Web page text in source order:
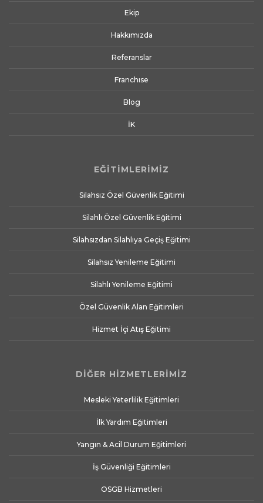
Ekip
Hakkımızda
Referanslar
Franchıse
Blog
İK
EĞİTİMLERİMİZ
Silahsız Özel Güvenlik Eğitimi
Silahlı Özel Güvenlik Eğitimi
Silahsızdan Silahlıya Geçiş Eğitimi
Silahsız Yenileme Eğitimi
Silahlı Yenileme Eğitimi
Özel Güvenlik Alan Eğitimleri
Hizmet İçi Atış Eğitimi
DİĞER HİZMETLERİMİZ
Mesleki Yeterlilik Eğitimleri
İlk Yardım Eğitimleri
Yangın & Acil Durum Eğitimleri
İş Güvenliği Eğitimleri
OSGB Hizmetleri